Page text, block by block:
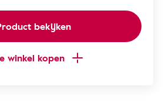
bekijken
winkel kopen